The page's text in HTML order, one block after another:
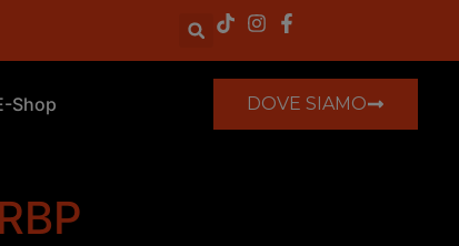
Shop DOVE SIAMO